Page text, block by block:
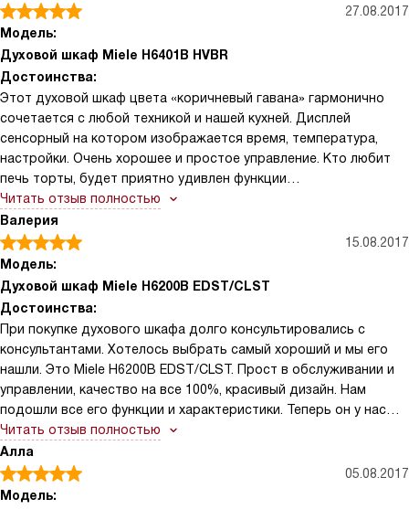
27.08.2017
Модель:
Духовой шкаф Miele H6401B HVBR
Достоинства:
Этот духовой шкаф цвета «коричневый гавана» гармонично
сочетается с любой техникой и нашей кухней. Дисплей
сенсорный на котором изображается время, температура,
настройки. Очень хорошее и простое управление. Кто любит
печь торты, будет приятно удивлен функции
«Размораживание», применив ее замороженные ягодки
становятся, как будто только сорваны и ими вы красиво
украсите свое творение.
Читать отзыв полностью
Валерия
15.08.2017
Модель:
Духовой шкаф Miele H6200B EDST/CLST
Достоинства:
При покупке духового шкафа долго консультировались с
консультантами. Хотелось выбрать самый хороший и мы его
нашли. Это Miele H6200B EDST/CLST. Прост в обслуживании и
управлении, качество на все 100%, красивый дизайн. Нам
подошли все его функции и характеристики. Теперь он у нас
украшает нашу кухню.
Читать отзыв полностью
Алла
05.08.2017
Модель: